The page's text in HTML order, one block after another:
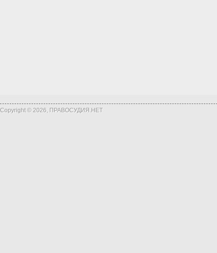
Copyright © 2026, ПРАВОСУДИЯ.НЕТ